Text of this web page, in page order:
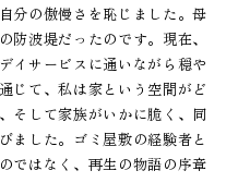
分の傲慢さを恥じました。母
防波堤だったのです。現在、
イサービスに通いながら穏や
じて、私は家という空間がど
そして家族がいかに脆く、同
ました。ゴミ屋敷の経験者と
ではなく、再生の物語の序章